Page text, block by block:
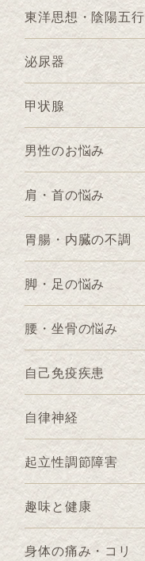
東洋思想・陰陽五行
泌尿器
甲状腺
男性のお悩み
肩・首の悩み
胃腸・内臓の不調
脚・足の悩み
腰・坐骨の悩み
自己免疫疾患
自律神経
起立性調節障害
趣味と健康
身体の痛み・コリ